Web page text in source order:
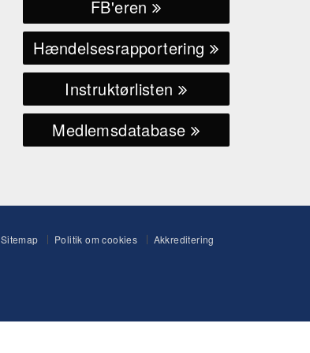
FB'eren
Hændelsesrapportering
Instruktørlisten
Medlemsdatabase
Sitemap Politik om cookies Akkreditering